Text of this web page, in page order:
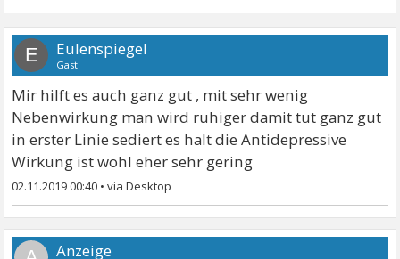
E Eulenspiegel
Gast
Mir hilft es auch ganz gut , mit sehr wenig
Nebenwirkung man wird ruhiger damit tut ganz gut
in erster Linie sediert es halt die Antidepressive
Wirkung ist wohl eher sehr gering
02.11.2019 00:40 •